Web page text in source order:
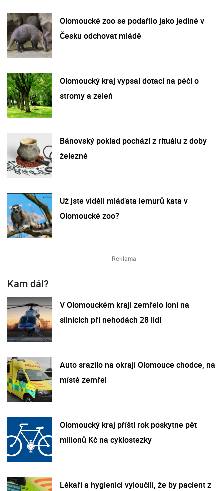
Olomoucké zoo se podařilo jako jediné v
Česku odchovat mládě
Olomoucký kraj vypsal dotaci na péči o
stromy a zeleň
Bánovský poklad pochází z rituálu z doby
železné
Už jste viděli mláďata lemurů kata v
Olomoucké zoo?
Kam dál?
V Olomouckém kraji zemřelo loni na
silnicích při nehodách 28 lidí
Auto srazilo na okraji Olomouce chodce, na
místě zemřel
Olomoucký kraj příští rok poskytne pět
milionů Kč na cyklostezky
Lékaři a hygienici vyloučili, že by pacient z